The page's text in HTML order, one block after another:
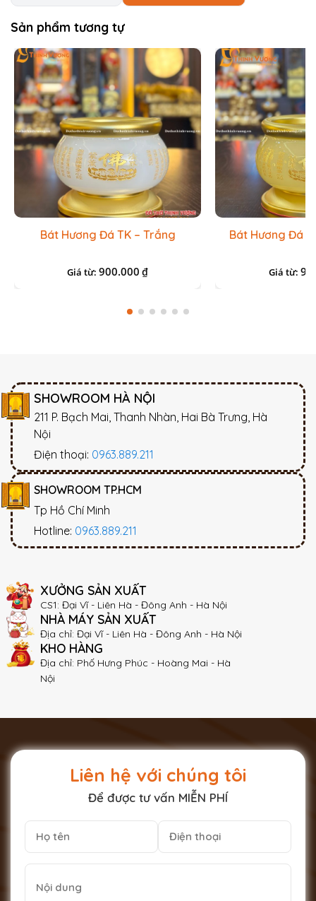
Sản phẩm tương tự
Bát Hương Đá TK – Trắng
Giá từ:900.000 ₫
Bát Hương Đá
Giá từ:
SHOWROOM HÀ NỘI
211 P. Bạch Mai, Thanh Nhàn, Hai Bà Trưng, Hà
Nội
Điện thoại: 0963.889.211
SHOWROOM TP.HCM
Tp Hồ Chí Minh
Hotline: 0963.889.211
XƯỞNG SẢN XUẤT
CS1: Đại Vĩ - Liên Hà - Đông Anh - Hà Nội
NHÀ MÁY SẢN XUẤT
Địa chỉ: Đại Vĩ - Liên Hà - Đông Anh - Hà Nội
KHO HÀNG
Địa chỉ: Phố Hưng Phúc - Hoàng Mai - Hà
Nội
Liên hệ với chúng tôi
Để được tư vấn MIỄN PHÍ